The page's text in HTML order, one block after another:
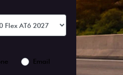
Email